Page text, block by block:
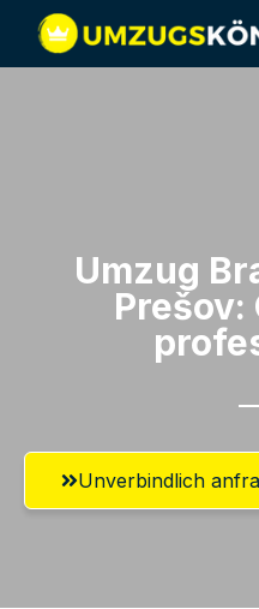
Umzug
Prešov:
Unverbindlich